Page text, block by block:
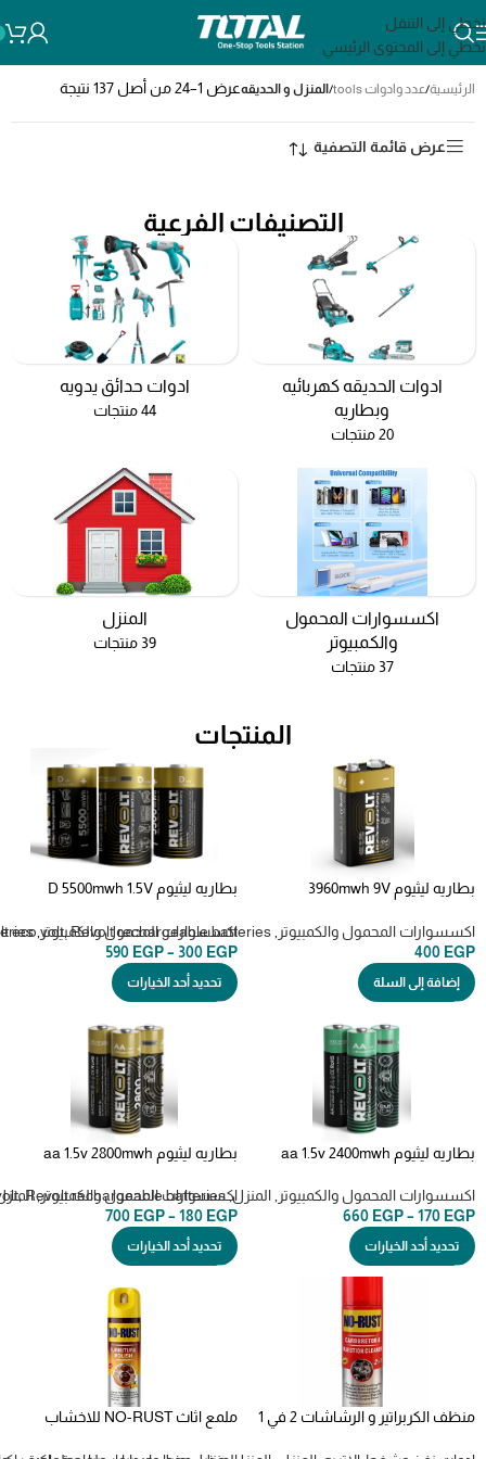
تخطي إلى التنقل
تخطي إلى المحتوى الرئيسي
الرئيسية/عدد وادوات tools /المنزل و الحديقهعرض 1–24 من أصل 137 نتيجة
عرض قائمة التصفية
التصنيفات الفرعية
ادوات الحديقه كهربائيه
وبطاريه
20 منتجات
ادوات حدائق يدويه
44 منتجات
اكسسوارات المحمول
والكمبيوتر
37 منتجات
المنزل
39 منتجات
المنتجات
بطاريه ليثيوم 3960mwh 9V
قابله للشحن عن طريق usb-c
اكسسوارات المحمول والكمبيوتر eco volt,Revolt rechargeable batteries
400 EGP
إضافة إلى السلة
بطاريه ليثيوم D 5500mwh 1.5V
قابله للشحن عن طريق usb-c
اكسسوارات المحمول والكمبيوتر
300 EGP
–
590 EGP
تحديد أحد الخيارات
بطاريه ليثيوم aa 1.5v 2400mwh
قابله للشحن عن طريق usb-c
اكسسوارات المحمول والكمبيوتر المنزل,
, Revolt rechargeable batteries
170 EGP
–
660 EGP
تحديد أحد الخيارات
بطاريه ليثيوم aa 1.5v 2800mwh
قابله للشحن عن طريق usb-c
اكسسوارات المحمول والكمبيوتر,
180 EGP
–
700 EGP
تحديد أحد الخيارات
منظف الكربراتير و الرشاشات 2 في 1
ملمع اثاث NO-RUST للاخشاب